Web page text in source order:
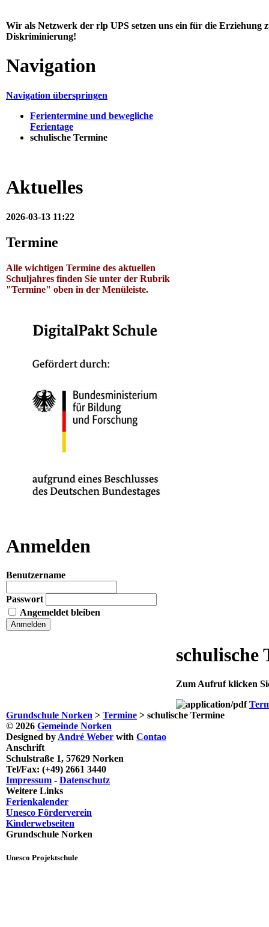
Wir als Netzwerk der rlp UPS setzen uns ein für die Erziehung
Diskriminierung!
Navigation
Navigation überspringen
Ferientermine und bewegliche
Ferientage
schulische Termine
Aktuelles
2026-03-13 11:22
Termine
Alle wichtigen Termine des aktuellen
Schuljahres finden Sie unter der Rubrik
"Termine" oben in der Menüleiste.
Anmelden
Benutzername
Passwort
Angemeldet bleiben
schulische
Zum Aufruf klicken
Grundschule Norken > Termine > schulische Termine
© 2026 Gemeinde Norken
Designed by André Weber with Contao
Anschrift
Schulstraße 1, 57629 Norken
Tel/Fax: (+49) 2661 3440
Impressum - Datenschutz
Weitere Links
Ferienkalender
Unesco Förderverein
Kinderwebseiten
Grundschule Norken
Unesco Projektschule